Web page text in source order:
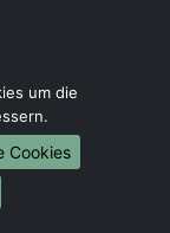
um die
Cookies